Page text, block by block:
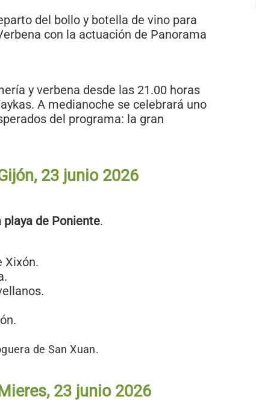
del bollo y botella de vino para
con la actuación de Panorama
y verbena desde las 21.00 horas
A medianoche se celebrará uno
del programa: la gran
23 junio 2026
playa de Poniente.
Xixón.
de San Xuan.
23 junio 2026